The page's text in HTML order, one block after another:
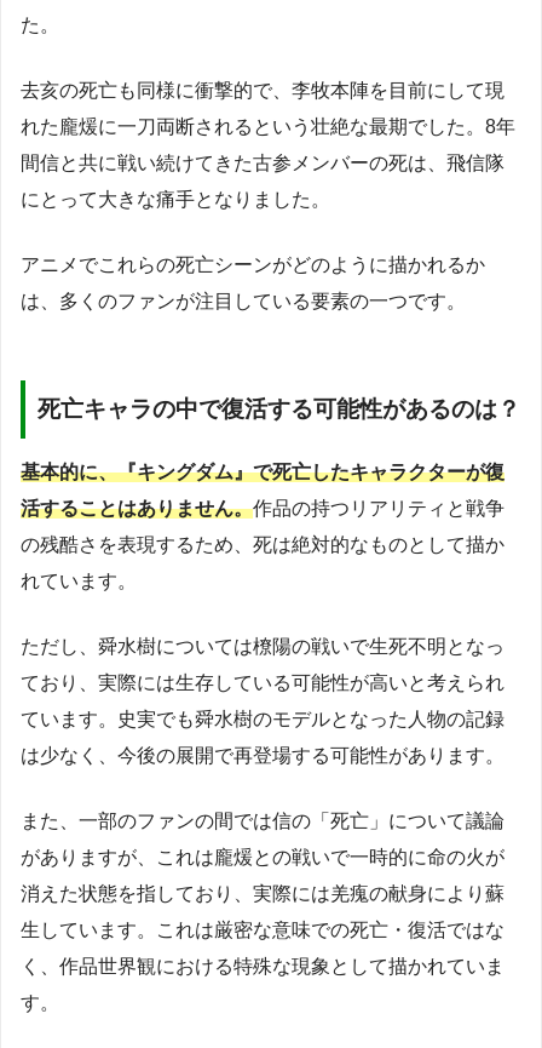
た。
去亥の死亡も同様に衝撃的で、李牧本陣を目前にして現
れた龐煖に一刀両断されるという壮絶な最期でした。8年
間信と共に戦い続けてきた古参メンバーの死は、飛信隊
にとって大きな痛手となりました。
アニメでこれらの死亡シーンがどのように描かれるか
は、多くのファンが注目している要素の一つです。
死亡キャラの中で復活する可能性があるのは？
基本的に、『キングダム』で死亡したキャラクターが復
活することはありません。作品の持つリアリティと戦争
の残酷さを表現するため、死は絶対的なものとして描か
れています。
ただし、舜水樹については橑陽の戦いで生死不明となっ
ており、実際には生存している可能性が高いと考えられ
ています。史実でも舜水樹のモデルとなった人物の記録
は少なく、今後の展開で再登場する可能性があります。
また、一部のファンの間では信の「死亡」について議論
がありますが、これは龐煖との戦いで一時的に命の火が
消えた状態を指しており、実際には羌瘣の献身により蘇
生しています。これは厳密な意味での死亡・復活ではな
く、作品世界観における特殊な現象として描かれていま
す。